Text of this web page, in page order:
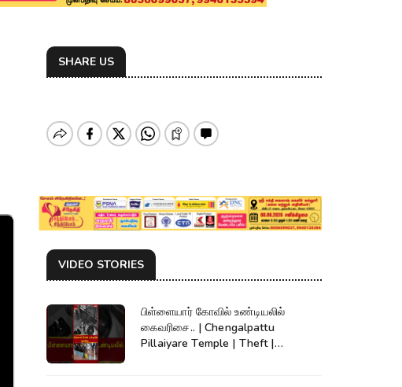
SHARE US
VIDEO STORIES
பிள்ளையார் கோவில் உண்டியலில்
கைவரிசை.. | Chengalpattu
Pillaiyare Temple | Theft |